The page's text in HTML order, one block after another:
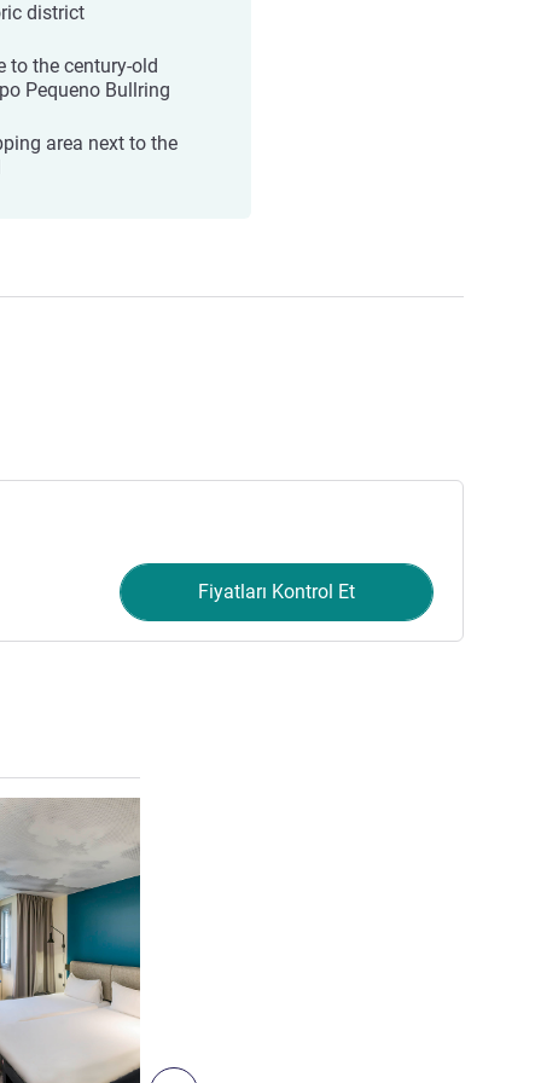
district
to the century-old
Pequeno Bullring
area next to the
Fiyatları Kontrol Et